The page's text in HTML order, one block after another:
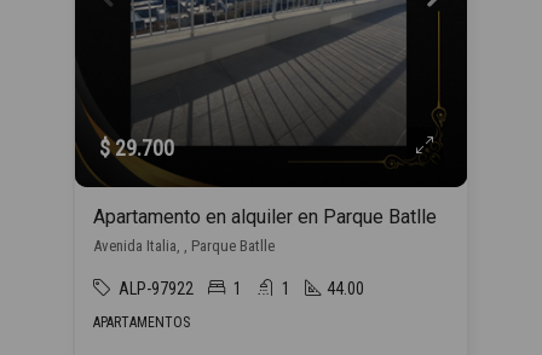
$ 29.700
Apartamento en alquiler en Parque Batlle
Avenida Italia, , Parque Batlle
ALP-97922 1 1 44.00
APARTAMENTOS